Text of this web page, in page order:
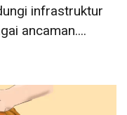
infrastruktur
ancaman....